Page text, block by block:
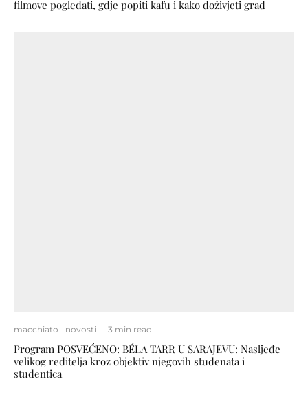
filmove pogledati, gdje popiti kafu i kako doživjeti grad
macchiato novosti · 3 min read
Program POSVEĆENO: BÉLA TARR U SARAJEVU: Nasljeđe
velikog reditelja kroz objektiv njegovih studenata i
studentica